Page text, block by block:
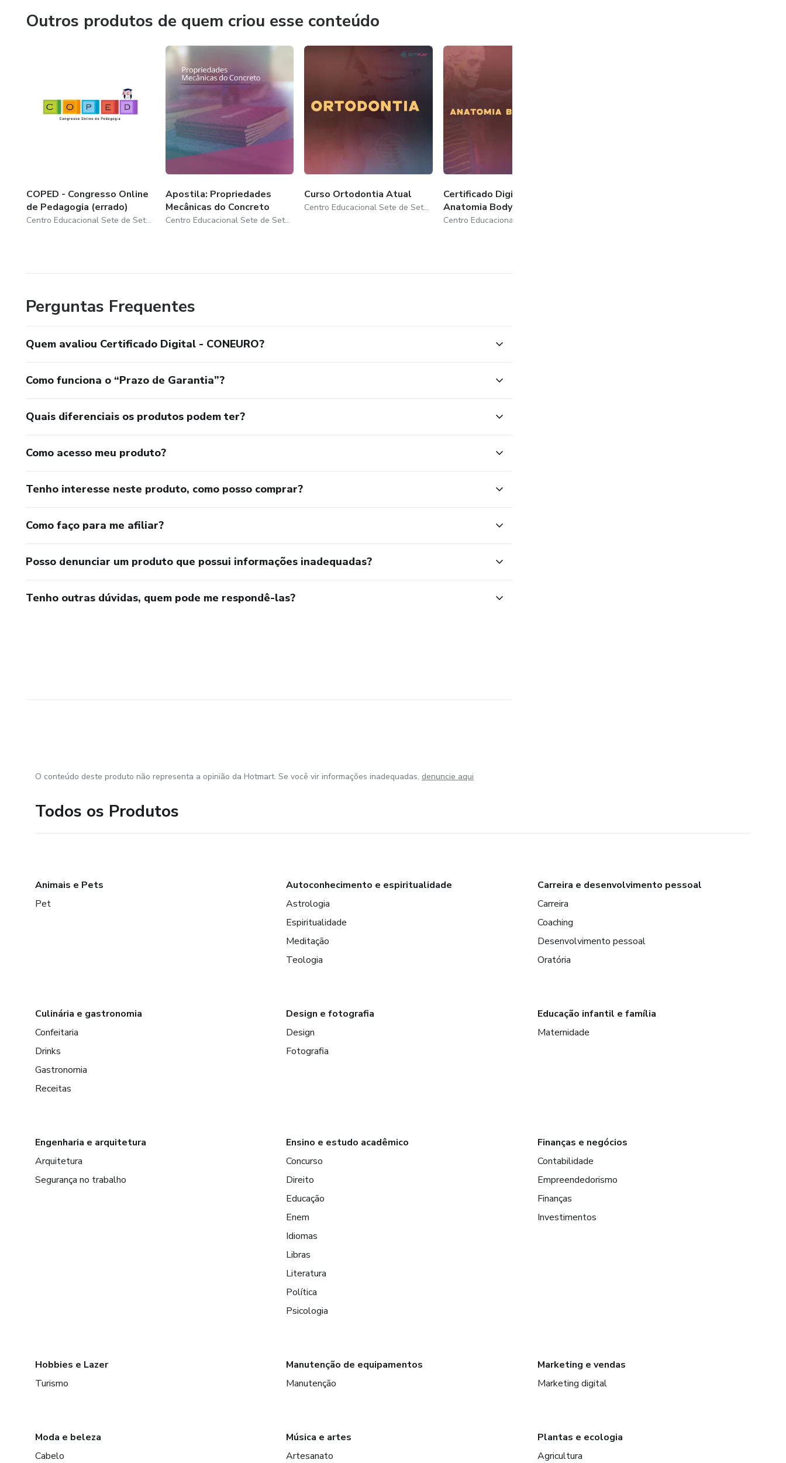
Outros produtos de quem criou esse conteúdo
COPED - Congresso Online
de Pedagogia (errado)
Centro Educacional Sete de Setembro
Apostila: Propriedades
Mecânicas do Concreto
Centro Educacional Sete de Setembro
Curso Ortodontia Atual
Centro Educacional Sete de Setembro
Certificado Digital -
Anatomia Body Paint
Perguntas Frequentes
Quem avaliou Certificado Digital - CONEURO?
Como funciona o “Prazo de Garantia”?
Quais diferenciais os produtos podem ter?
Como acesso meu produto?
Tenho interesse neste produto, como posso comprar?
Como faço para me afiliar?
Posso denunciar um produto que possui informações inadequadas?
Tenho outras dúvidas, quem pode me respondê-las?
O conteúdo deste produto não representa a opinião da Hotmart. Se você vir informações inadequadas, denuncie aqui
Todos os Produtos
Animais e Pets
Pet
Autoconhecimento e espiritualidade
Astrologia
Espiritualidade
Meditação
Teologia
Carreira e desenvolvimento pessoal
Carreira
Coaching
Desenvolvimento pessoal
Oratória
Culinária e gastronomia
Confeitaria
Drinks
Gastronomia
Receitas
Design e fotografia
Design
Fotografia
Educação infantil e família
Maternidade
Engenharia e arquitetura
Arquitetura
Segurança no trabalho
Ensino e estudo acadêmico
Concurso
Direito
Educação
Enem
Idiomas
Libras
Literatura
Política
Psicologia
Finanças e negócios
Contabilidade
Empreendedorismo
Finanças
Investimentos
Hobbies e Lazer
Turismo
Manutenção de equipamentos
Manutenção
Marketing e vendas
Marketing digital
Moda e beleza
Cabelo
Música e artes
Artesanato
Plantas e ecologia
Agricultura